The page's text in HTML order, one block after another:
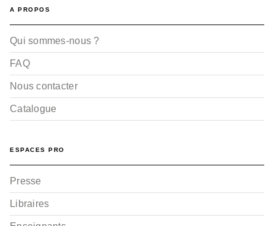
A PROPOS
Qui sommes-nous ?
FAQ
Nous contacter
Catalogue
ESPACES PRO
Presse
Libraires